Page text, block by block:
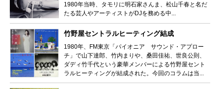
1980年当時、タモリに明石家さんま、松山千春と名だ
たる芸人やアーティストがDJを務める中...
竹野屋セントラルヒーティング結成
1980年、FM東京「パイオニア サウンド・アプロー
チ」で山下達郎、竹内まりや、桑田佳祐、世良公則、
ダディ竹千代という豪華メンバーによる竹野屋セント
ラルヒーティングが結成された。今回のコラムは当...